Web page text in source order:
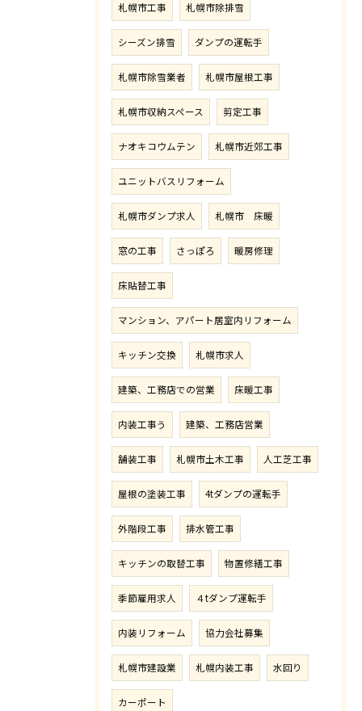
札幌市工事 札幌市除排雪
シーズン排雪 ダンプの運転手
札幌市除雪業者 札幌市屋根工事
札幌市収納スペース 剪定工事
ナオキコウムテン 札幌市近郊工事
ユニットバスリフォーム
札幌市ダンプ求人 札幌市 床暖
窓の工事 さっぽろ 暖房修理
床貼替工事
マンション、アパート居室内リフォーム
キッチン交換 札幌市求人
建築、工務店での営業 床暖工事
内装工事う 建築、工務店営業
舗装工事 札幌市土木工事 人工芝工事
屋根の塗装工事 4tダンプの運転手
外階段工事 排水管工事
キッチンの取替工事 物置修繕工事
季節雇用求人 ４tダンプ運転手
内装リフォーム 協力会社募集
札幌市建設業 札幌内装工事 水回り
カーポート